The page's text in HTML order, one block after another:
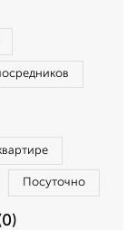
Посуточно